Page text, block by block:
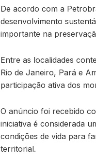
De acordo com a
desenvolvimento
importante na
Entre as localidades
Rio de Janeiro, Pará e
participação ativa dos
O anúncio foi recebido
iniciativa é considerada
condições de vida para
territorial.